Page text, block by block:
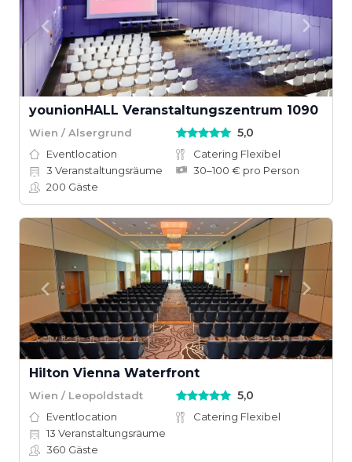
younionHALL Veranstaltungszentrum 1090
Wien / Alsergrund 5,0
Eventlocation
Catering Flexibel
3 Veranstaltungsräume
30–100 € pro Person
200 Gäste
Hilton Vienna Waterfront
Wien / Leopoldstadt 5,0
Eventlocation
Catering Flexibel
13 Veranstaltungsräume
360 Gäste